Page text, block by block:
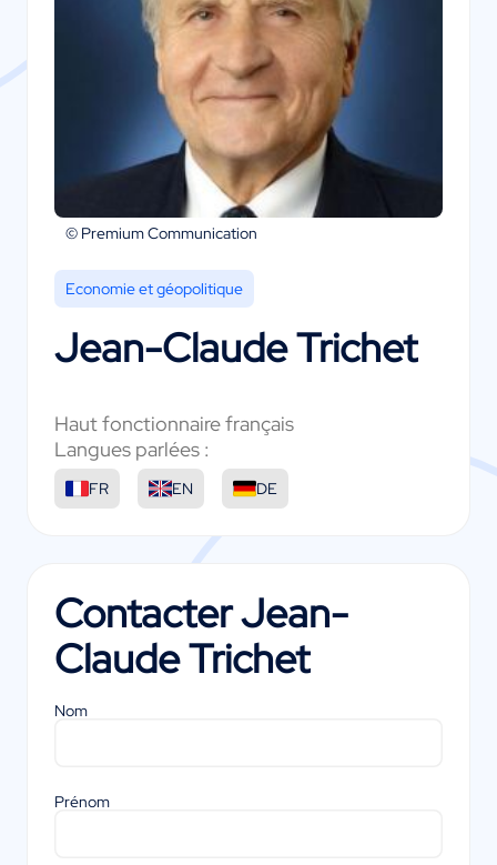
© Premium Communication
Economie et géopolitique
Jean-Claude Trichet
Haut fonctionnaire français
Langues parlées :
FR EN DE
ContacterJean-
Claude Trichet
Nom
Prénom